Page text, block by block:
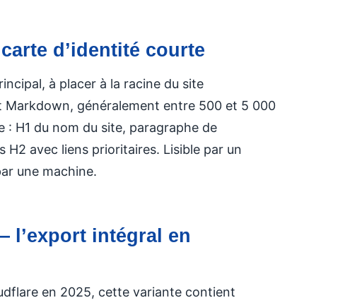
d’identité courte
à placer à la racine du site
généralement entre 500 et 5 000
: H1 du nom du site, paragraphe de
H2 avec liens prioritaires. Lisible par un
une machine.
l’export intégral en
en 2025, cette variante contient